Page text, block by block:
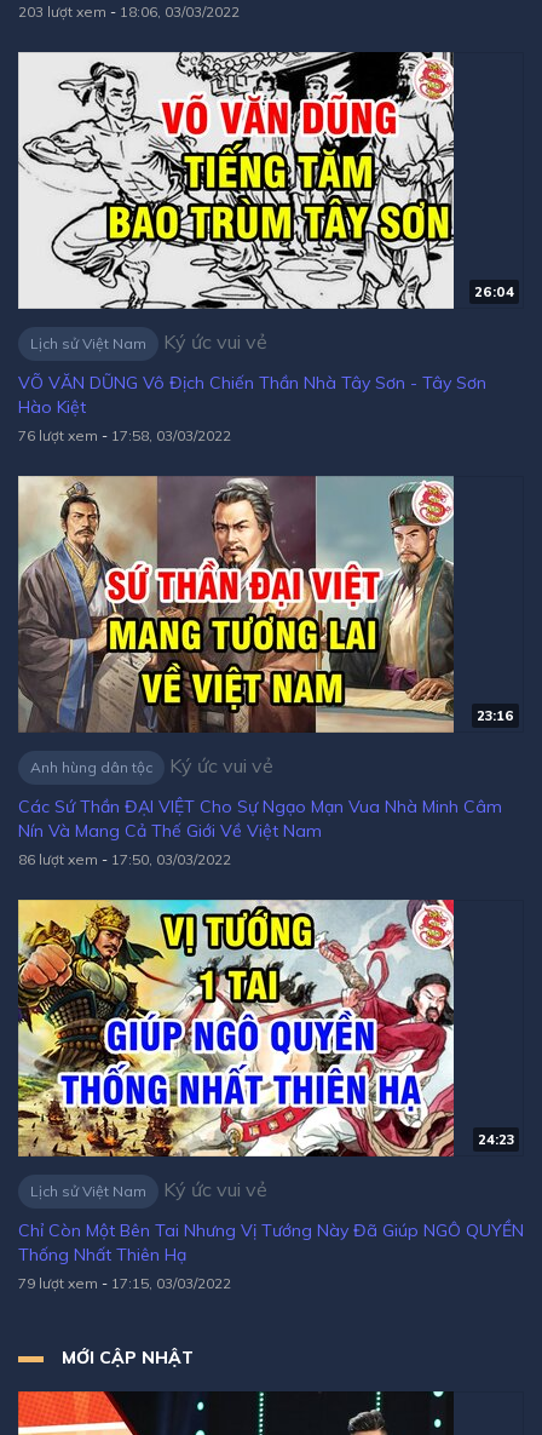
203 lượt xem - 18:06, 03/03/2022
26:04
Lịch sử Việt Nam Ký ức vui vẻ
VÕ VĂN DŨNG Vô Địch Chiến Thần Nhà Tây Sơn - Tây Sơn
Hào Kiệt
76 lượt xem - 17:58, 03/03/2022
23:16
Anh hùng dân tộc Ký ức vui vẻ
Các Sứ Thần ĐẠI VIỆT Cho Sự Ngạo Mạn Vua Nhà Minh Câm
Nín Và Mang Cả Thế Giới Về Việt Nam
86 lượt xem - 17:50, 03/03/2022
24:23
Lịch sử Việt Nam Ký ức vui vẻ
Chỉ Còn Một Bên Tai Nhưng Vị Tướng Này Đã Giúp NGÔ QUYỀN
Thống Nhất Thiên Hạ
79 lượt xem - 17:15, 03/03/2022
MỚI CẬP NHẬT